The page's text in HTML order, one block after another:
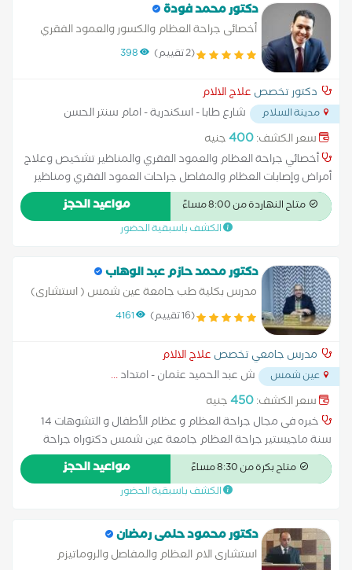
دكتور محمد فودة
أخصائى جراحة العظام والكسور والعمود الفقري
والمناظير
(2 تقييم) 398
دكتور تخصص علاج الالام
مدينة السلام
شارع طابا - اسكندرية - امام سنتر الحسن
والحسين - السلام - القاهرة... سعر الكشف:400جنيه
أخصائي جراحة العظام والعمود الفقري والمناظير تشخيص وعلاج
أمراض وإصابات العظام والمفاصل جراحات العمود الفقري ومناظير
المفاصل علاج خشونة المفاصل وآلام الظهر والرقبة خبرة في أحدث
الأساليب الجراحية والعلاجية
متاح النهاردة من 8:00 مساءً مواعيد الحجز
الكشف باسبقية الحضور
دكتور محمد حازم عبد الوهاب
مدرس بكلية طب جامعة عين شمس ( استشارى)
(16 تقييم) 4161
مدرس جامعي تخصص علاج الالام
عين شمس ش عبد الحميد عثمان - امتداد...
سعر الكشف:450جنيه
خبره فى مجال جراحة العظام و عظام الأطفال و التشوهات 14
سنة ماجيستير جراحة العظام جامعة عين شمس دكتوراه جراحة
العظام جامعة عين شمس عضوية الكلية الملكية للجراحين انجلترا
مدرس جراحة العظام في كلية الطب بجامعة عين شمس عظام
الاطفال و التشوهات و جهاز الاليزاروف
متاح بكرة من 8:30 مساءً مواعيد الحجز
الكشف باسبقية الحضور
دكتور محمود حلمى رمضان
استشارى الام العظام والمفاصل والروماتيزم